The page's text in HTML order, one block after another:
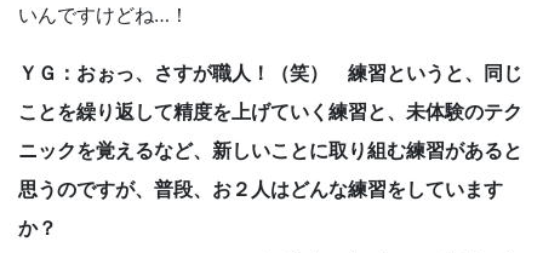
いんですけどね…！
ＹＧ：おぉっ、さすが職人！（笑） 練習というと、同じ
ことを繰り返して精度を上げていく練習と、未体験のテク
ニックを覚えるなど、新しいことに取り組む練習があると
思うのですが、普段、お２人はどんな練習をしています
か？